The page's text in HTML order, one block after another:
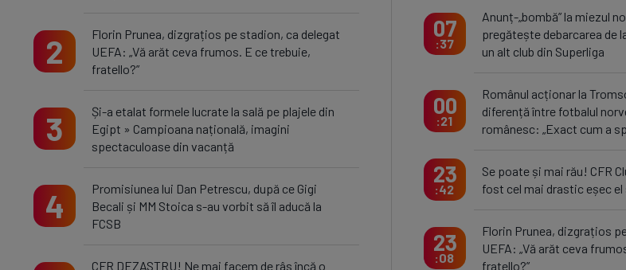
2
Florin Prunea, dizgrațios pe stadion, ca delegat
UEFA: „Vă arăt ceva frumos. E ce trebuie,
fratello?”
3
Și-a etalat formele lucrate la sală pe plajele din
Egipt » Campioana națională, imagini
spectaculoase din vacanță
4
Promisiunea lui Dan Petrescu, după ce Gigi
Becali și MM Stoica s-au vorbit să îl aducă la
FCSB
CFR DEZASTRU! Ne mai facem de râs încă o
07
37
Anunț-„bombă” la miezul
pregătește debarcarea de
un alt club din Superliga
00
21
Românul acționar la
diferență între fotbalul
românesc: „Exact cum a
23
42
Se poate și mai rău! CFR
fost cel mai drastic eșec
23
08
Florin Prunea, dizgrațios
UEFA: „Vă arăt ceva
fratello?”